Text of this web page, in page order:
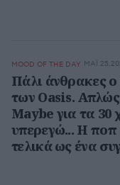
MOOD OF THE DAY ΜΆΙ
Πάλι άνθρακες
των Oasis.
Maybe για τα 30
υπερεγώ... Η ποπ
τελικά ως ένα